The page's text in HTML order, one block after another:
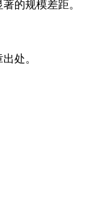
的规模差距。
处。